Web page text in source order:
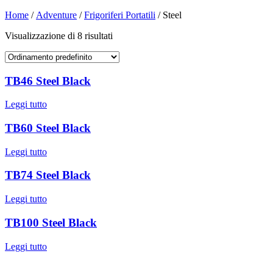
Home / Adventure /Frigoriferi Portatili / Steel
Visualizzazione di 8 risultati
TB46 Steel Black
Leggi tutto
TB60 Steel Black
Leggi tutto
TB74 Steel Black
Leggi tutto
TB100 Steel Black
Leggi tutto